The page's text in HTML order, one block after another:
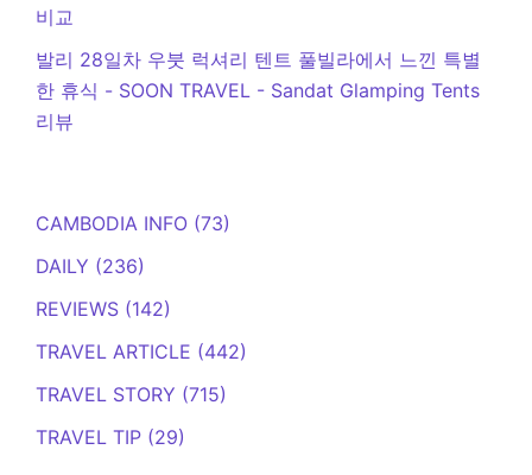
비교
발리 28일차 우붓 럭셔리 텐트 풀빌라에서 느낀 특별
한 휴식 - SOON TRAVEL - Sandat Glamping Tents
리뷰
CAMBODIA INFO (73)
DAILY (236)
REVIEWS (142)
TRAVEL ARTICLE (442)
TRAVEL STORY (715)
TRAVEL TIP (29)